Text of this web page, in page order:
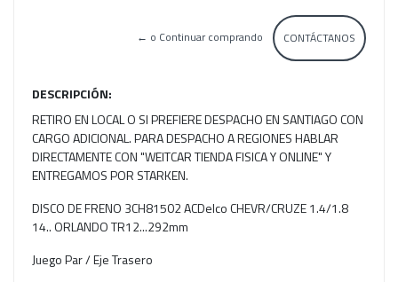
CONTÁCTANOS
← o Continuar comprando
DESCRIPCIÓN:
RETIRO EN LOCAL O SI PREFIERE DESPACHO EN SANTIAGO CON
CARGO ADICIONAL. PARA DESPACHO A REGIONES HABLAR
DIRECTAMENTE CON "WEITCAR TIENDA FISICA Y ONLINE" Y
ENTREGAMOS POR STARKEN.
DISCO DE FRENO 3CH81502 ACDelco CHEVR/CRUZE 1.4/1.8
14.. ORLANDO TR12...292mm
Juego Par / Eje Trasero